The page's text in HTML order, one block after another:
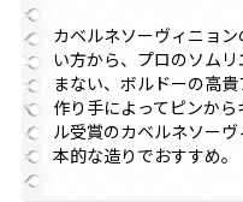
カベルネソーヴィニョ
い方から、プロのソム
まない、ボルドーの高
作り手によってピンか
ル受賞のカベルネソー
本的な造りでおすすめ。